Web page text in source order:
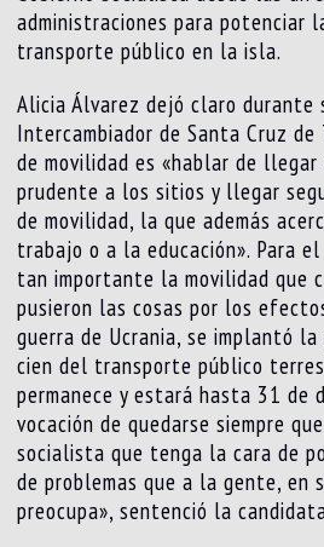
administraciones para potenciar
transporte público en la isla.
Alicia Álvarez dejó claro durante
Intercambiador de Santa Cruz
de movilidad es «hablar de llegar
prudente a los sitios y llegar
de movilidad, la que además
trabajo o a la educación». Para
tan importante la movilidad que
pusieron las cosas por los
guerra de Ucrania, se implantó
cien del transporte público
permanece y estará hasta 31 de
vocación de quedarse siempre
socialista que tenga la cara de
de problemas que a la gente, en
preocupa», sentenció la